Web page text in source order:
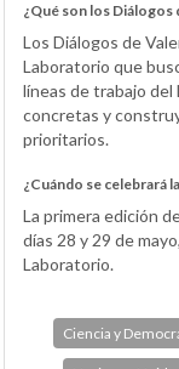
¿Qué son los Diálogos
Los Diálogos de
Laboratorio que
líneas de trabajo
concretas y
prioritarios.
¿Cuándo se celebrará
La primera edición
días 28 y 29 de
Laboratorio.
Ciencia y